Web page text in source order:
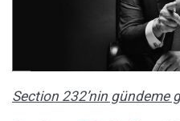
Section 232’nin gündeme